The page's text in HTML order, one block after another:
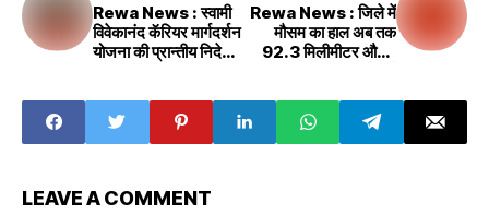
Rewa News : स्वामी
विवेकानंद कॅरियर मार्गदर्शन
योजना की प्रान्तीय निदेशक
Rewa News : जिले में
मौसम का हाल अब तक
92.3 मिलीमीटर औसत
LEAVE A COMMENT